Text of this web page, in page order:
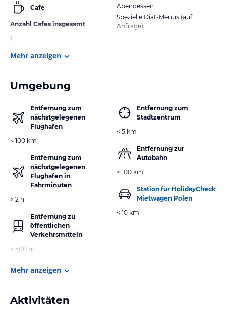
Cafe
Anzahl Cafes insgesamt
1
Abendessen
Spezielle Diät-Menüs (auf
Anfrage)
Mehr anzeigen
Umgebung
Entfernung zum
nächstgelegenen
Flughafen
< 100 km
Entfernung zum
nächstgelegenen
Flughafen in
Fahrminuten
> 2 h
Entfernung zu
öffentlichen
Verkehrsmitteln
< 500 m
Entfernung zum
Stadtzentrum
< 5 km
Entfernung zur
Autobahn
< 100 km
Station für HolidayCheck
Mietwagen Polen
< 10 km
Mehr anzeigen
Aktivitäten